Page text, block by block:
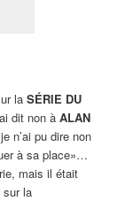
la SÉRIE DU
dit non à ALAN
n’ai pu dire non
à sa place»…
mais il était
la